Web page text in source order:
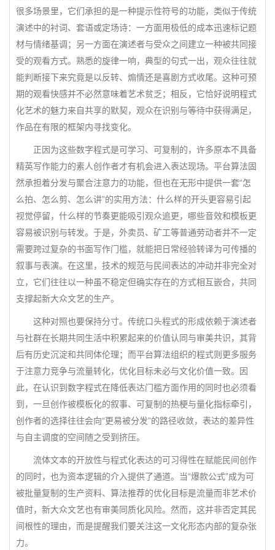
很多场景里，它们承担的是一种提示性符号的功能，类似于传统
演述中的衬词、套语或定场诗：一方面用极低的成本迅速标记题
材与情绪基调；另一方面在演述者与受众之间建立一种被共同接
受的观看方式。熟悉的旋律一响，典型的句式一出，观众往往就
能判断接下来究竟是以反转、煽情还是喜剧方式收尾。这种可预
期的观看快感并不必然意味着艺术贫乏；相反，它恰好说明程式
化艺术的魅力来自共享的默契，观众在识别与等待中获得满足，
作品在有限的框架内寻找变化。
正因为这些数字程式是可学习、可复制的，许多原本不具备
精英写作能力的素人创作者才有机会进入表达现场。平台算法固
然承担着分发与聚合注意力的功能，但也在无形中提供一套“怎
么拍、怎么剪、怎么讲”的实用方法：什么样的开头更容易引起
视觉停留，什么样的节奏更能吸引观众追更，哪些音效和模板更
容易被识别与转发。于是，外卖员、矿工等普通劳动者并不一定
需要跨过复杂的书面写作门槛，就能把日常经验转译为可传播的
叙事与表演。在这里，技术的规范与民间表达的冲动并非完全对
立，它们往往以一种虽不稳定但确实存在的方式相互嵌合，共同
支撑起新大众文艺的生产。
这种对照也要保持分寸。传统口头程式的形成依赖于演述者
与社群在长期共同生活中积累起来的价值认同与审美共识，其背
后有历史沉淀和共同体伦理；而平台算法组织的程式则更多服务
于注意力竞争与流量转化，优化目标未必与文化价值一致。因
此，在认识到数字程式在降低表达门槛方面作用的同时也必须看
到，一旦创作被模板化的叙事、可复制的热梗与量化指标牵引，
创作者的选择往往会向“更易被分发”的路径收敛，表达的差异性
与自主调度的空间随之受到挤压。
流体文本的开放性与程式化表达的可习得性在赋能民间创作
的同时，也为资本逻辑的介入提供了通道。当“爆款公式”成为可
被批量复制的生产资料、算法推荐的优化目标是流量而非艺术价
值时，新大众文艺也有审美同质化风险。然而，这并非否定其民
间根性的理由，而是提醒我们要关注这一文化形态内部的复杂张
力。